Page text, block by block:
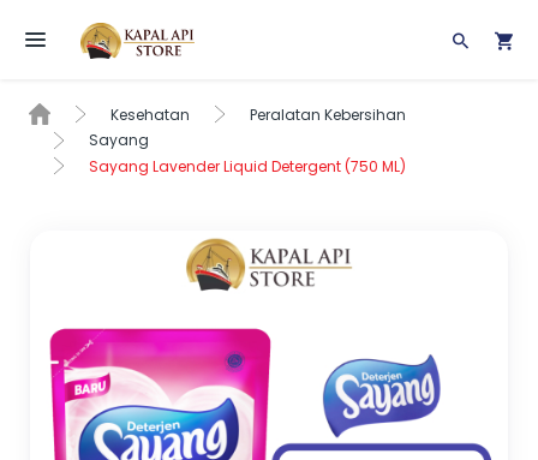
Toggle navigation
Kesehatan
Peralatan Kebersihan
Sayang
Sayang Lavender Liquid Detergent (750 ML)